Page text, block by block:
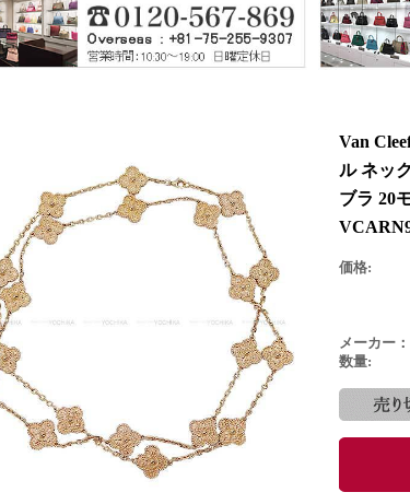
Van
ル ネッ
ブラ 20
価格:
メーカー：
数量: